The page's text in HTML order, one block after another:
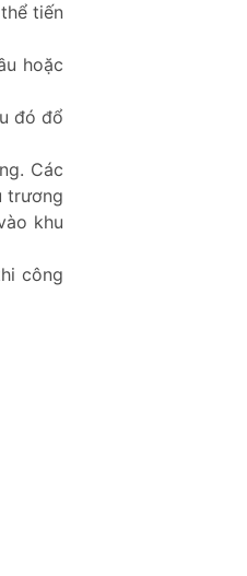
tiến
hoặc
đó đổ
Các
trương
khu
công